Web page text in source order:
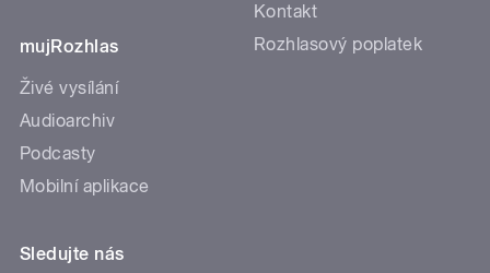
mujRozhlas
Živé vysílání
Audioarchiv
Podcasty
Mobilní aplikace
Kontakt
Rozhlasový poplatek
Sledujte nás